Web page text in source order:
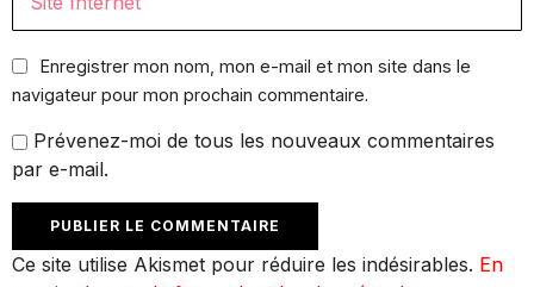
Enregistrer mon nom, mon e-mail et mon site dans le
navigateur pour mon prochain commentaire.
Prévenez-moi de tous les nouveaux commentaires
par e-mail.
Ce site utilise Akismet pour réduire les indésirables. En